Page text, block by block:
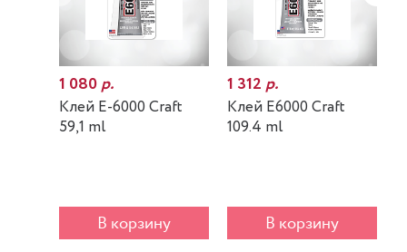
1 080р.
Клей E-6000 Craft
59,1 ml
В корзину
1 312р.
Клей E6000 Craft
109.4 ml
В корзину